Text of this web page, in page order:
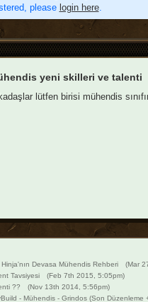
please login here.
yeni skilleri ve talenti
lütfen birisi mühendis
Devasa Mühendis Rehberi
(Mar
Tavsiyesi
(Feb 7th 2015, 5:05pm)
??
(Nov 13th 2014, 5:56pm)
- Mühendis - Grindos (Son Düzenleme